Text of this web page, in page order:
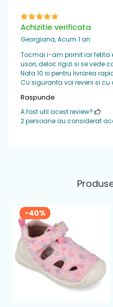
Brant: detasabil din
Achizitie verificata
Georgiana,Acum 1 an
Tocmai i-am primit iar fetita
usori, deloc rigizi si se vede
Nota 10 si pentru livrarea
Cu siguranta voi reveni si cu
Raspunde
A fost util acest review?
2 persoane au considerat
-40%